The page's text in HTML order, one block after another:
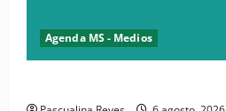
Agenda MS - Medios